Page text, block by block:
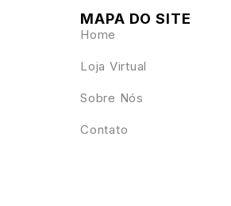
MAPA DO SITE
Home
Loja Virtual
Sobre Nós
Contato